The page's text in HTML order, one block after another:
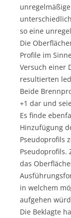
so eine
Die
Profile im
Versuch einer
resultierten
Beide
+1 dar und
Es finde
Hinzufügung
Pseudoprofils
Pseudoprofils.
das
in welchem
aufgehen
Die Beklagte